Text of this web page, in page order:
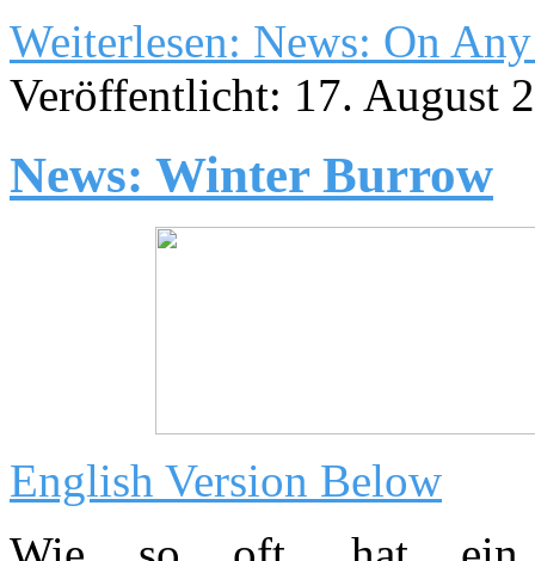
Weiterlesen: News: On
Veröffentlicht: 17. August
News: Winter Burrow
English Version Below